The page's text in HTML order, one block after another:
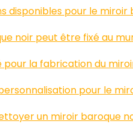
disponibles pour le miroir
noir peut être fixé au
pour la fabrication du
pour le
un miroir baroque